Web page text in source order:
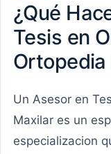
¿Qué
Tesis en
Ortopedia
Un Asesor en
Maxilar es un
especializacion